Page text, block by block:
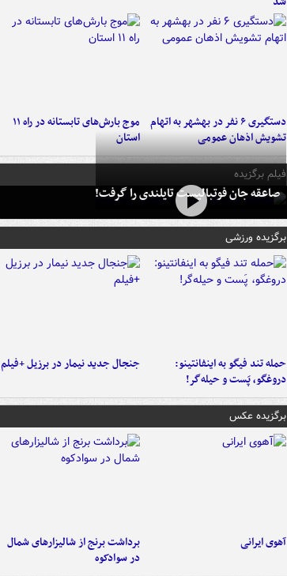
دستگیری ۶ نفر در بهشهر به اتهام
تشویش اذهان عمومی
موج بارش‌های تابستانه در راه ۱۱
استان
فیلم برگزیده
صاعقه جان فوتبالیست تایلندی را گرفت!
برگزیده ورزشی
حمله تند فیگو به اینفانتینو:
دروغگو، پَست‌ و حیله‌گر!
جنجال جدید نیمار در برزیل +فیلم
برگزیده عکس
آهوی ایرانی
برداشت برنج از شالیزارهای شمال
در سوادکوه